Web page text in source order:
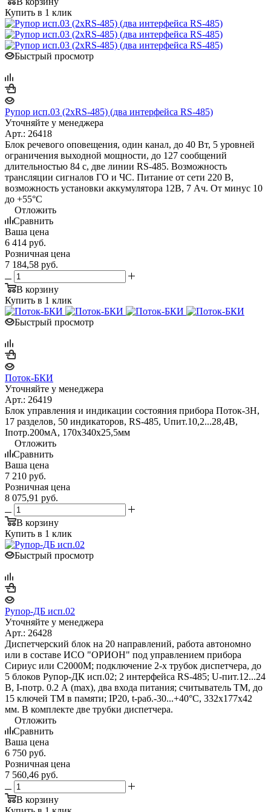
Купить в 1 клик
Быстрый просмотр
Рупор исп.03 (2xRS-485) (два интерфейса RS-485)
Уточняйте у менеджера
Арт.: 26418
Блок речевого оповещения, один канал, до 40 Вт, 5 уровней
ограничения выходной мощности, до 127 сообщений
длительностью 84 с, две линии RS-485. Возможность
трансляции сигналов ГО и ЧС. Питание от сети 220 В,
возможность установки аккумулятора 12В, 7 Ач. От минус 10
до +55°С
Отложить
Сравнить
Ваша цена
6 414 руб.
Розничная цена
7 184,58 руб.
В корзину
Купить в 1 клик
Быстрый просмотр
Поток-БКИ
Уточняйте у менеджера
Арт.: 26419
Блок управления и индикации состояния прибора Поток-3Н,
17 разделов, 50 индикаторов, RS-485, Uпит.10,2...28,4В,
Iпотр.200мА, 170х340х25,5мм
Отложить
Сравнить
Ваша цена
7 210 руб.
Розничная цена
8 075,91 руб.
В корзину
Купить в 1 клик
Быстрый просмотр
Рупор-ДБ исп.02
Уточняйте у менеджера
Арт.: 26428
Диспетчерский блок на 20 направлений, работа автономно
или в составе ИСО "ОРИОН" под управлением прибора
Сириус или С2000М; подключение 2-х трубок диспетчера, до
5 блоков Рупор-ДК исп.02; 2 интерфейса RS-485; U-пит.12...24
В, I-потр. 0.2 А (max), два входа питания; считыватель ТМ, до
15 ключей ТМ в памяти; IP20, t-раб.-30...+40°С, 332x177x42
мм. В комплекте две трубки диспетчера.
Отложить
Сравнить
Ваша цена
6 750 руб.
Розничная цена
7 560,46 руб.
В корзину